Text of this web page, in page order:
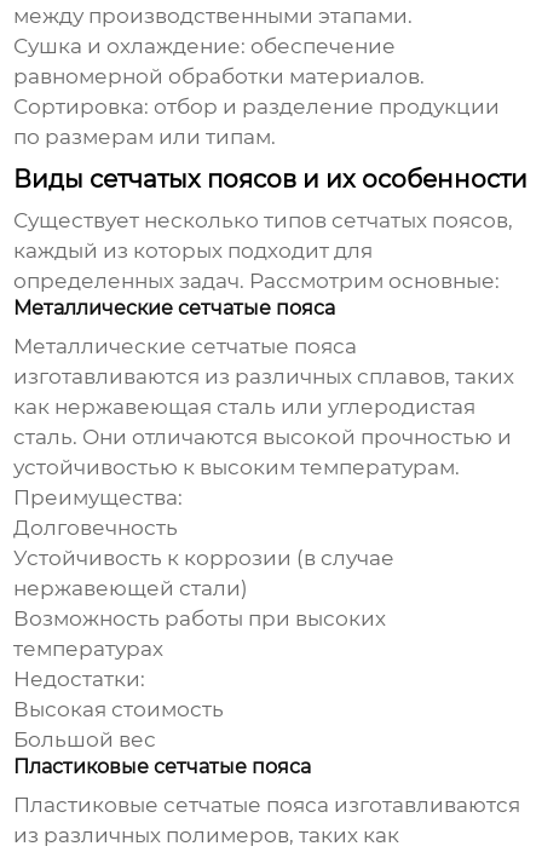
между производственными этапами.
Сушка и охлаждение: обеспечение
равномерной обработки материалов.
Сортировка: отбор и разделение продукции
по размерам или типам.
Виды сетчатых поясов и их особенности
Существует несколько типов сетчатых поясов,
каждый из которых подходит для
определенных задач. Рассмотрим основные:
Металлические сетчатые пояса
Металлические сетчатые пояса
изготавливаются из различных сплавов, таких
как нержавеющая сталь или углеродистая
сталь. Они отличаются высокой прочностью и
устойчивостью к высоким температурам.
Преимущества:
Долговечность
Устойчивость к коррозии (в случае
нержавеющей стали)
Возможность работы при высоких
температурах
Недостатки:
Высокая стоимость
Большой вес
Пластиковые сетчатые пояса
Пластиковые сетчатые пояса изготавливаются
из различных полимеров, таких как